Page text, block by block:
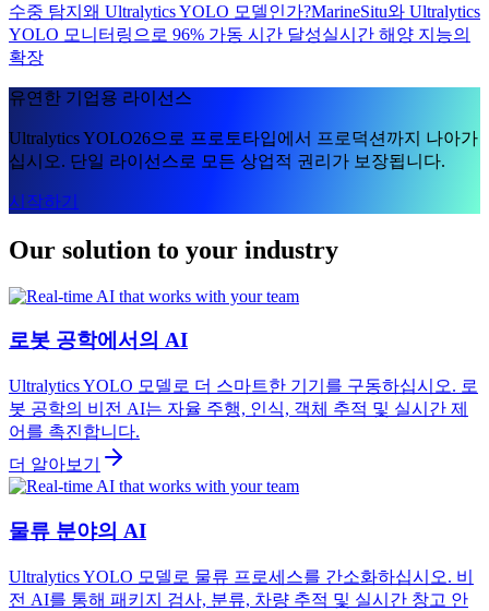
수중 탐지 왜 Ultralytics YOLO 모델인가?MarineSitu와 Ultralytics
YOLO 모니터링으로 96% 가동 시간 달성실시간 해양 지능의
확장
유연한 기업용 라이선스
Ultralytics YOLO26으로 프로토타입에서 프로덕션까지 나아가
십시오. 단일 라이선스로 모든 상업적 권리가 보장됩니다.
시작하기
Our solution to your industry
로봇 공학에서의 AI
Ultralytics YOLO 모델로 더 스마트한 기기를 구동하십시오. 로
봇 공학의 비전 AI는 자율 주행, 인식, 객체 추적 및 실시간 제
어를 촉진합니다.
더 알아보기
물류 분야의 AI
Ultralytics YOLO 모델로 물류 프로세스를 간소화하십시오. 비
전 AI를 통해 패키지 검사, 분류, 차량 추적 및 실시간 창고 안